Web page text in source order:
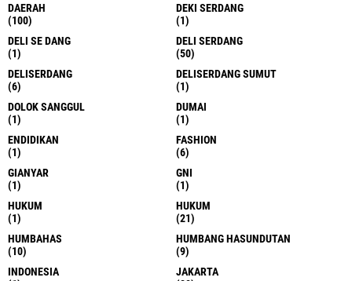
DAERAH
(100)
DEKI SERDANG
(1)
DELI SE DANG
(1)
DELI SERDANG
(50)
DELISERDANG
(6)
DELISERDANG SUMUT
(1)
DOLOK SANGGUL
(1)
DUMAI
(1)
ENDIDIKAN
(1)
FASHION
(6)
GIANYAR
(1)
GNI
(1)
HUKUM
(1)
HUKUM
(21)
HUMBAHAS
(10)
HUMBANG HASUNDUTAN
(9)
INDONESIA
JAKARTA